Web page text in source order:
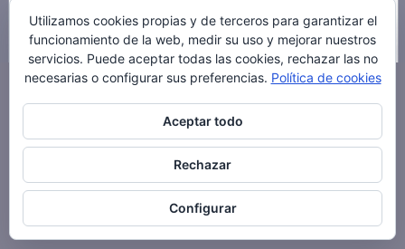
Utilizamos cookies propias y de terceros para garantizar el
funcionamiento de la web, medir su uso y mejorar nuestros
servicios. Puede aceptar todas las cookies, rechazar las no
necesarias o configurar sus preferencias. Política de cookies
Aceptar todo
Rechazar
Configurar